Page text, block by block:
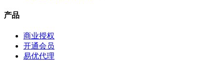
产品
商业授权
开通会员
易优代理